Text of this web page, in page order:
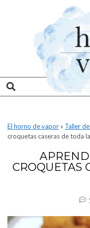
El horno de vapor » Taller
croquetas caseras de toda
CROQUETAS